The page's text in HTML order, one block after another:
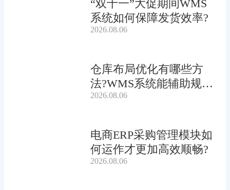
“双十一”大促期间WMS
系统如何保障发货效率?
2026.08.06
仓库布局优化有哪些方
法?WMS系统能辅助规划
吗?
2026.08.06
电商ERP采购管理模块如
何运作才更加高效顺畅?
2026.08.06